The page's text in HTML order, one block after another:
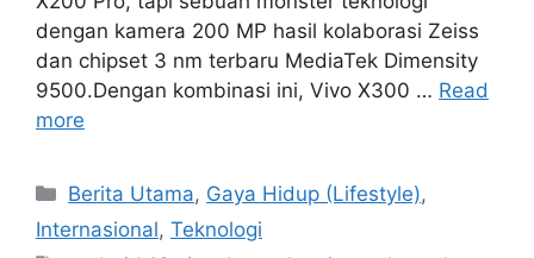
dengan kamera 200 MP hasil kolaborasi Zeiss
dan chipset 3 nm terbaru MediaTek Dimensity
9500.Dengan kombinasi ini, Vivo X300 … Read
more
C
Berita Utama, Gaya Hidup (Lifestyle),
Internasional, Teknologi